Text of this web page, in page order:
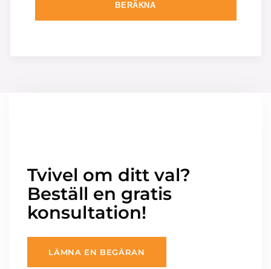
BERÄKNA
Tvivel om ditt val?
Beställ en gratis
konsultation!
LÄMNA EN BEGÄRAN